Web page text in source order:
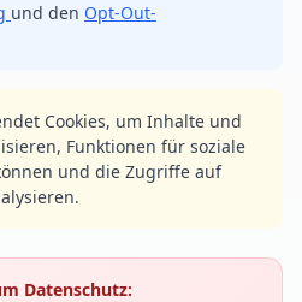
und den Opt-Out-
Cookies, um Inhalte und
Funktionen für soziale
und die Zugriffe auf
Datenschutz: